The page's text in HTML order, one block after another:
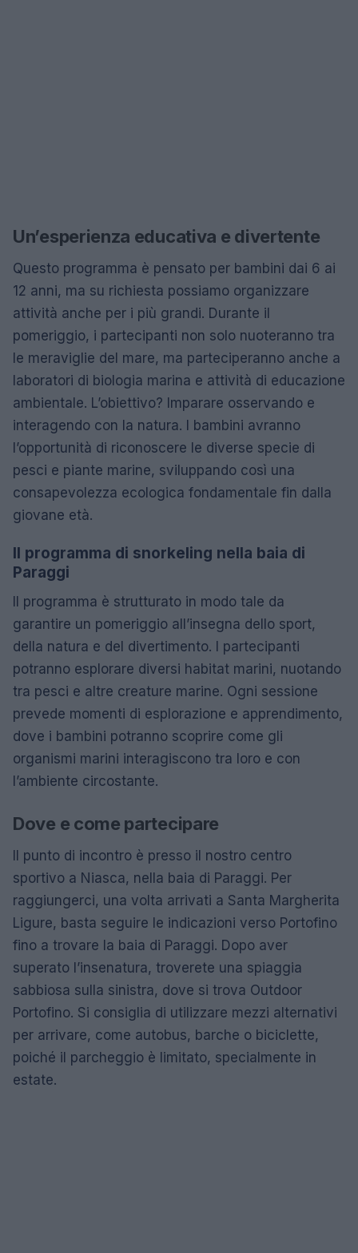
Un’esperienza educativa e divertente
Questo programma è pensato per bambini dai 6 ai
12 anni, ma su richiesta possiamo organizzare
attività anche per i più grandi. Durante il
pomeriggio, i partecipanti non solo nuoteranno tra
le meraviglie del mare, ma parteciperanno anche a
laboratori di biologia marina e attività di educazione
ambientale. L’obiettivo? Imparare osservando e
interagendo con la natura. I bambini avranno
l’opportunità di riconoscere le diverse specie di
pesci e piante marine, sviluppando così una
consapevolezza ecologica fondamentale fin dalla
giovane età.
Il programma di snorkeling nella baia di
Paraggi
Il programma è strutturato in modo tale da
garantire un pomeriggio all’insegna dello sport,
della natura e del divertimento. I partecipanti
potranno esplorare diversi habitat marini, nuotando
tra pesci e altre creature marine. Ogni sessione
prevede momenti di esplorazione e apprendimento,
dove i bambini potranno scoprire come gli
organismi marini interagiscono tra loro e con
l’ambiente circostante.
Dove e come partecipare
Il punto di incontro è presso il nostro centro
sportivo a Niasca, nella baia di Paraggi. Per
raggiungerci, una volta arrivati a Santa Margherita
Ligure, basta seguire le indicazioni verso Portofino
fino a trovare la baia di Paraggi. Dopo aver
superato l’insenatura, troverete una spiaggia
sabbiosa sulla sinistra, dove si trova Outdoor
Portofino. Si consiglia di utilizzare mezzi alternativi
per arrivare, come autobus, barche o biciclette,
poiché il parcheggio è limitato, specialmente in
estate.